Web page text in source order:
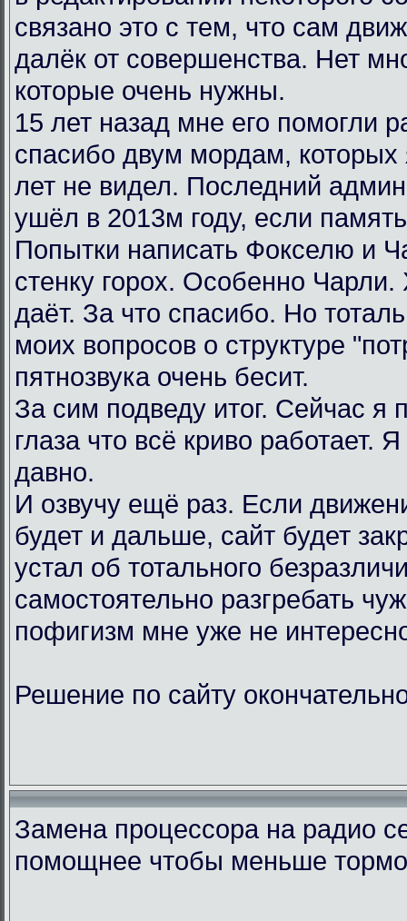
связано это с тем, что сам
далёк от совершенства. Нет
которые очень нужны.
15 лет назад мне его помогли
спасибо двум мордам, которых
лет не видел. Последний
ушёл в 2013м году, если
Попытки написать Фокселю и
стенку горох. Особенно Чарли.
даёт. За что спасибо. Но
моих вопросов о структуре
пятнозвука очень бесит.
За сим подведу итог. Сейчас я
глаза что всё криво работает.
давно.
И озвучу ещё раз. Если
будет и дальше, сайт будет
устал об тотального
самостоятельно разгребать
пофигизм мне уже не
Решение по сайту
Замена процессора на радио
помощнее чтобы меньше